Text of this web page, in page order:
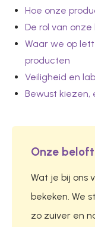
Hoe onze
De rol van
Waar we op
producten
Veiligheid en
Bewust kiezen,
Onze
Wat je bij ons
bekeken. We
zo zuiver en